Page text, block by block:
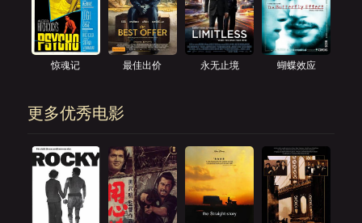
惊魂记 最佳出价 永无止境 蝴蝶效应
更多优秀电影